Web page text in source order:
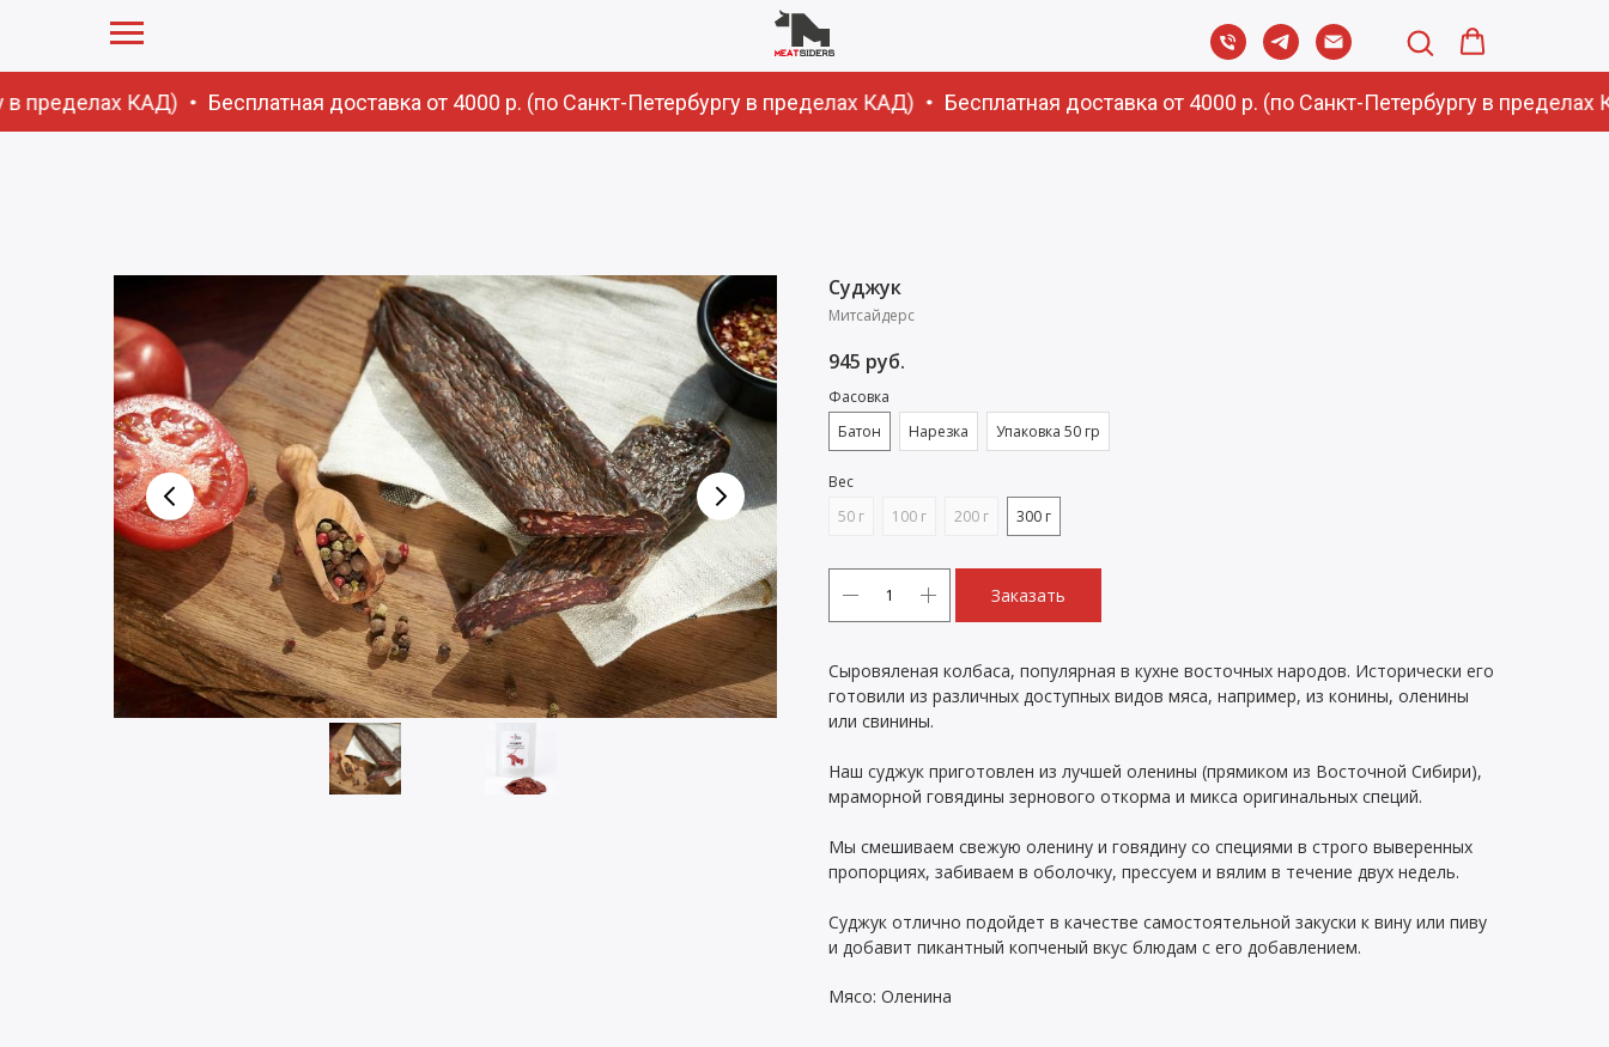
пределах КАД) Бесплатная доставка от 4000 р. (по Санкт-Петербургу в пределах КАД) Бесплатная доставка от 4000 р. (по Санкт-Петербургу в пределах
Суджук
Митсайдерс
945 руб.
Фасовка
Батон
Нарезка Упаковка 50 гр
Вес
50 г
100 г 200 г 300 г
Заказать
Сыровяленая колбаса, популярная в кухне восточных народов. Исторически его
готовили из различных доступных видов мяса, например, из конины, оленины
или свинины.
Наш суджук приготовлен из лучшей оленины (прямиком из Восточной Сибири),
мраморной говядины зернового откорма и микса оригинальных специй.
Мы смешиваем свежую оленину и говядину со специями в строго выверенных
пропорциях, забиваем в оболочку, прессуем и вялим в течение двух недель.
Суджук отлично подойдет в качестве самостоятельной закуски к вину или пиву
и добавит пикантный копченый вкус блюдам с его добавлением.
Мясо: Оленина